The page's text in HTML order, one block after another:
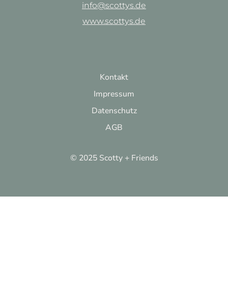
info@scottys.de
www.scottys.de
© 2025 Scotty + Friends
Kontakt
Impressum
Datenschutz
AGB